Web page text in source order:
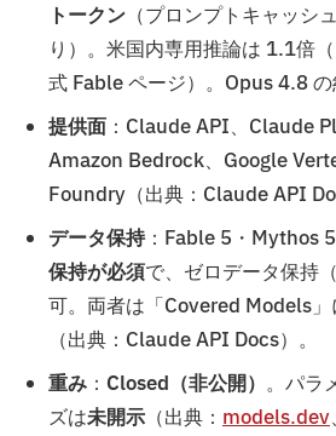
トークン （プロンプトキャッシ
り）。米国内専用推論は 1.1倍
式 Fable ページ）。Opus 4.8 の
提供面 ：Claude API、Claude
Amazon Bedrock、Google
Foundry（出典：Claude API
データ保持：Fable 5・Mythos
保持が必須で、ゼロデータ保持
可。両者は「Covered Models
（出典：Claude API Docs）。
重み ： Closed（非公開） 。パラ
ズは未開示 （出典： models.dev